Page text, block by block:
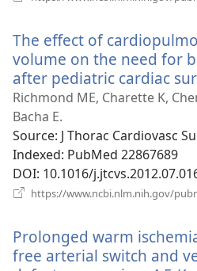
The effect of
volume on the need for
after pediatric cardiac
Richmond ME, Charette K,
Bacha E.
Source‎: J Thorac Cardiovasc
Indexed‎: PubMed 22867689
DOI‎: 10.1016/
https://www.ncbi.nlm.nih.gov/
Prolonged warm
free arterial switch and